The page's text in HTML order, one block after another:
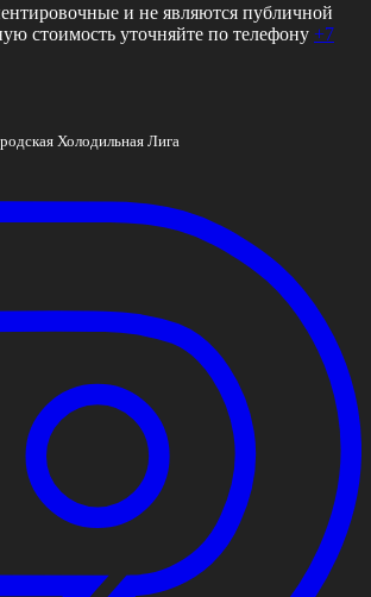
и не являются публичной
стоимость уточняйте по телефону +7
Холодильная Лига